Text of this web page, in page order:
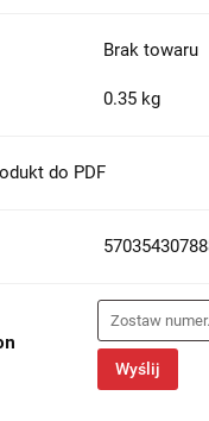
Brak towaru
0.35 kg
do PDF
Wyślij